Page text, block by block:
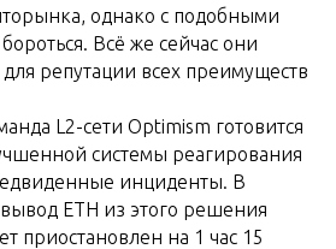
однако с подобными
Всё же сейчас они
репутации всех преимуществ
L2-сети Optimism готовится
системы реагирования
инциденты. В
ETH из этого решения
приостановлен на 1 час 15